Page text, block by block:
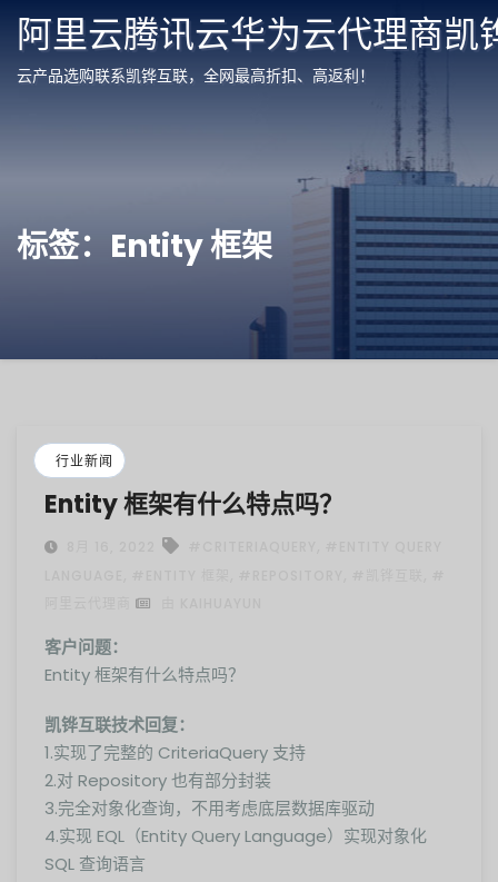
阿里云腾讯云华为云代理商凯
云产品选购联系凯铧互联，全网最高折扣、高返利！
标签：Entity 框架
行业新闻
Entity 框架有什么特点吗？
客户问题：
Entity 框架有什么特点吗？
凯铧互联技术回复：
1.实现了完整的 CriteriaQuery 支持
2.对 Repository 也有部分封装
3.完全对象化查询，不用考虑底层数据库驱动
4.实现 EQL（Entity Query Language）实现对象化
SQL 查询语言